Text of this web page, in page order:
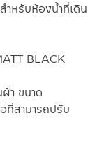
ำหรับห้องน้ำที่เดิน
BLACK
า ขนาด
ที่สามารถปรับ